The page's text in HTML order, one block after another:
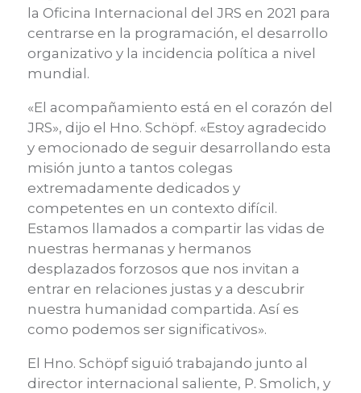
la Oficina Internacional del JRS en 2021 para
centrarse en la programación, el desarrollo
organizativo y la incidencia política a nivel
mundial.
«El acompañamiento está en el corazón del
JRS», dijo el Hno. Schöpf. «Estoy agradecido
y emocionado de seguir desarrollando esta
misión junto a tantos colegas
extremadamente dedicados y
competentes en un contexto difícil.
Estamos llamados a compartir las vidas de
nuestras hermanas y hermanos
desplazados forzosos que nos invitan a
entrar en relaciones justas y a descubrir
nuestra humanidad compartida. Así es
como podemos ser significativos».
El Hno. Schöpf siguió trabajando junto al
director internacional saliente, P. Smolich, y